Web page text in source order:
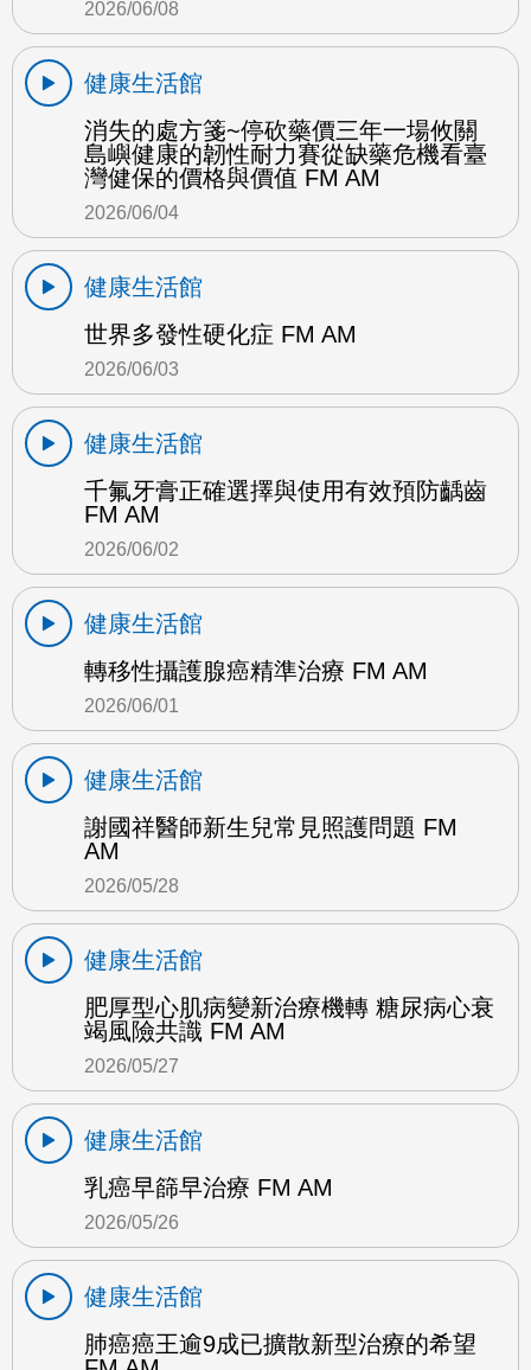
2026/06/08
健康生活館
消失的處方箋~停砍藥價三年一場攸關
島嶼健康的韌性耐力賽從缺藥危機看臺
灣健保的價格與價值 FM AM
2026/06/04
健康生活館
世界多發性硬化症 FM AM
2026/06/03
健康生活館
千氟牙膏正確選擇與使用有效預防齲齒
FM AM
2026/06/02
健康生活館
轉移性攝護腺癌精準治療 FM AM
2026/06/01
健康生活館
謝國祥醫師新生兒常見照護問題 FM
AM
2026/05/28
健康生活館
肥厚型心肌病變新治療機轉 糖尿病心衰
竭風險共識 FM AM
2026/05/27
健康生活館
乳癌早篩早治療 FM AM
2026/05/26
健康生活館
肺癌癌王逾9成已擴散新型治療的希望